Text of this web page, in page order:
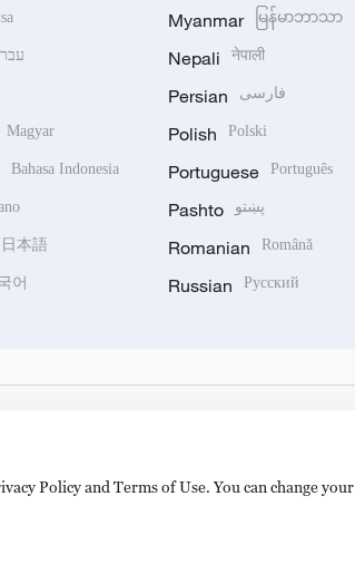
Magyar
Bahasa Indonesia
日本語
어
Myanmar မြန်မာဘာသာ
Nepali नेपाली
Persian فارسی
Polish Polski
Portuguese Português
Pashto پښتو
Romanian Română
Russian Русский
Policy and Terms of Use. You can change your